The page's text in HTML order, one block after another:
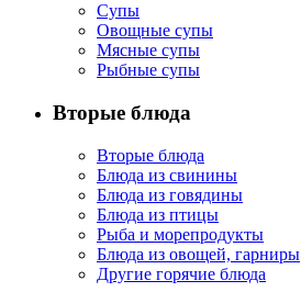
Супы
Овощные супы
Мясные супы
Рыбные супы
Вторые блюда
Вторые блюда
Блюда из свинины
Блюда из говядины
Блюда из птицы
Рыба и морепродукты
Блюда из овощей, гарниры
Другие горячие блюда